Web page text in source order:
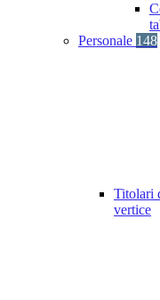
Personale 148
Titolari
vertice